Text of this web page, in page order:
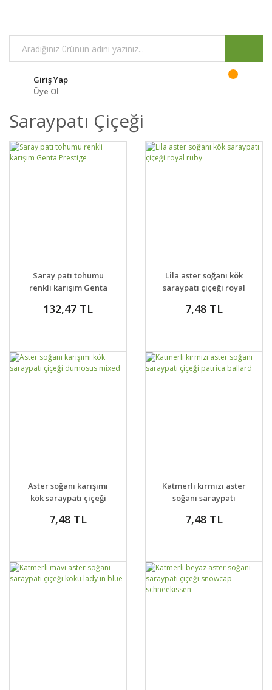
Giriş Yap
Üye Ol
Saraypatı Çiçeği
DETAYLAR
VER
Saray patı tohumu
renkli karışım Genta
132,47 TL
DETAYLAR
VER
Lila aster soğanı kök
saraypatı çiçeği royal
7,48 TL
DETAYLAR
VER
Aster soğanı karışımı
kök saraypatı çiçeği
7,48 TL
DETAYLAR
VER
Katmerli kırmızı aster
soğanı saraypatı
7,48 TL